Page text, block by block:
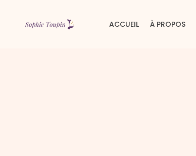
ACCUEIL À PROPOS